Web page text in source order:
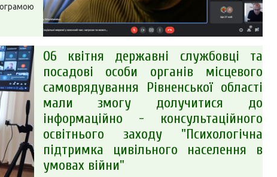
06 квітня державні службовці та
посадові особи органів місцевого
самоврядування Рівненської області
мали змогу долучитися до
інформаційно - консультаційного
освітнього заходу "Психологічна
підтримка цивільного населення в
умовах війни"